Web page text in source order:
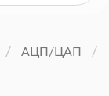
АЦП/ЦАП